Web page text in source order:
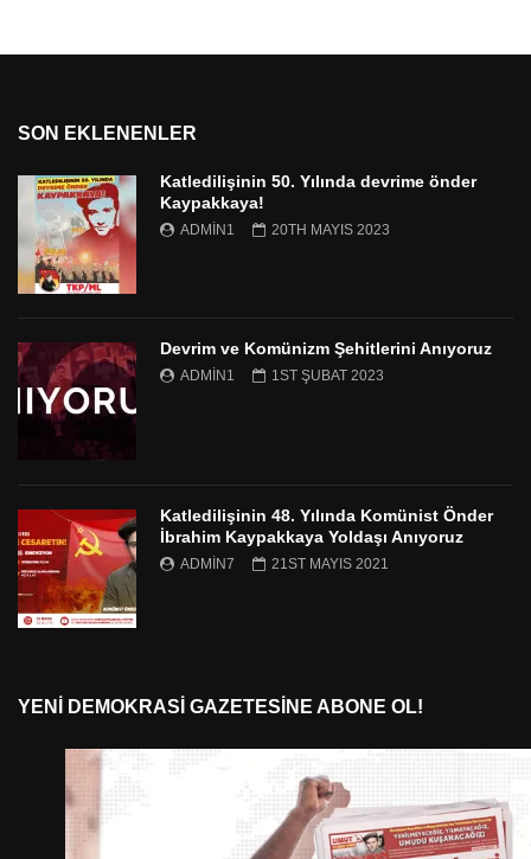
SON EKLENENLER
Katledilişinin 50. Yılında devrime önder
Kaypakkaya!
ADMIN1 20TH MAYIS 2023
Devrim ve Komünizm Şehitlerini Anıyoruz
ADMIN1 1ST ŞUBAT 2023
Katledilişinin 48. Yılında Komünist Önder
İbrahim Kaypakkaya Yoldaşı Anıyoruz
ADMIN7 21ST MAYIS 2021
YENI DEMOKRASI GAZETESINE ABONE OL!